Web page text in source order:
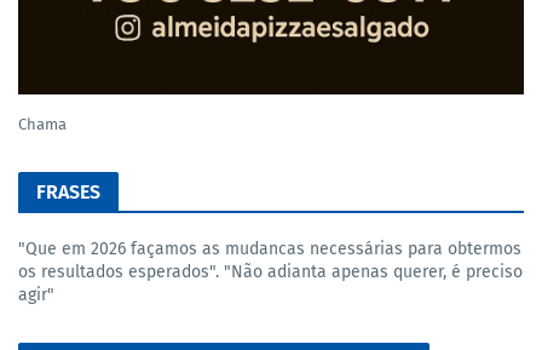
Chama
FRASES
"Que em 2026 façamos as mudancas necessárias para obtermos
os resultados esperados". "Não adianta apenas querer, é preciso
agir"